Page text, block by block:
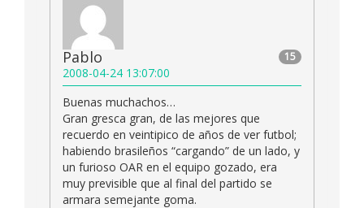
15
Pablo
2008-04-24 13:07:00
Buenas muchachos…
Gran gresca gran, de las mejores que
recuerdo en veintipico de años de ver futbol;
habiendo brasileños “cargando” de un lado, y
un furioso OAR en el equipo gozado, era
muy previsible que al final del partido se
armara semejante goma.